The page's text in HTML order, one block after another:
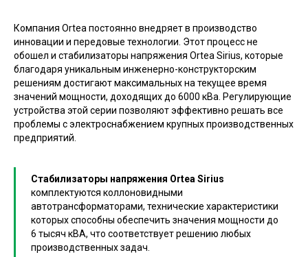
Компания Ortea постоянно внедряет в производство
инновации и передовые технологии. Этот процесс не
обошел и стабилизаторы напряжения Ortea Sirius, которые
благодаря уникальным инженерно-конструкторским
решениям достигают максимальных на текущее время
значений мощности, доходящих до 6000 кВа. Регулирующие
устройства этой серии позволяют эффективно решать все
проблемы с электроснабжением крупных производственных
предприятий.
Стабилизаторы напряжения Ortea Sirius
комплектуются коллоновидными
автотрансформаторами, технические характеристики
которых способны обеспечить значения мощности до
6 тысяч кВА, что соответствует решению любых
производственных задач.